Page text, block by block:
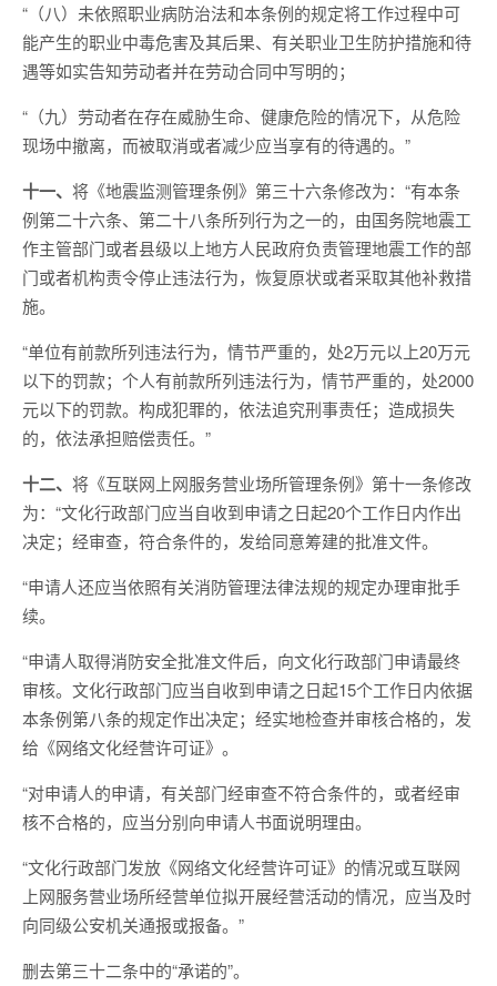
“（八）未依照职业病防治法和本条例的规定将工作过程中可
能产生的职业中毒危害及其后果、有关职业卫生防护措施和待
遇等如实告知劳动者并在劳动合同中写明的；
“（九）劳动者在存在威胁生命、健康危险的情况下，从危险
现场中撤离，而被取消或者减少应当享有的待遇的。”
十一、 将《地震监测管理条例》第三十六条修改为：“有本条
例第二十六条、第二十八条所列行为之一的，由国务院地震工
作主管部门或者县级以上地方人民政府负责管理地震工作的部
门或者机构责令停止违法行为，恢复原状或者采取其他补救措
施。
“单位有前款所列违法行为，情节严重的，处2万元以上20万元
以下的罚款；个人有前款所列违法行为，情节严重的，处2000
元以下的罚款。构成犯罪的，依法追究刑事责任；造成损失
的，依法承担赔偿责任。”
十二、 将《互联网上网服务营业场所管理条例》第十一条修改
为：“文化行政部门应当自收到申请之日起20个工作日内作出
决定；经审查，符合条件的，发给同意筹建的批准文件。
“申请人还应当依照有关消防管理法律法规的规定办理审批手
续。
“申请人取得消防安全批准文件后，向文化行政部门申请最终
审核。文化行政部门应当自收到申请之日起15个工作日内依据
本条例第八条的规定作出决定；经实地检查并审核合格的，发
给《网络文化经营许可证》。
“对申请人的申请，有关部门经审查不符合条件的，或者经审
核不合格的，应当分别向申请人书面说明理由。
“文化行政部门发放《网络文化经营许可证》的情况或互联网
上网服务营业场所经营单位拟开展经营活动的情况，应当及时
向同级公安机关通报或报备。”
删去第三十二条中的“承诺的”。